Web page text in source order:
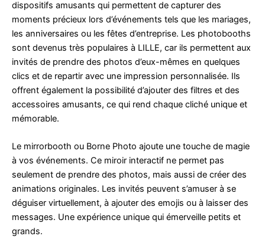
dispositifs amusants qui permettent de capturer des
moments précieux lors d’événements tels que les mariages,
les anniversaires ou les fêtes d’entreprise. Les photobooths
sont devenus très populaires à LILLE, car ils permettent aux
invités de prendre des photos d’eux-mêmes en quelques
clics et de repartir avec une impression personnalisée. Ils
offrent également la possibilité d’ajouter des filtres et des
accessoires amusants, ce qui rend chaque cliché unique et
mémorable.
Le mirrorbooth ou Borne Photo ajoute une touche de magie
à vos événements. Ce miroir interactif ne permet pas
seulement de prendre des photos, mais aussi de créer des
animations originales. Les invités peuvent s’amuser à se
déguiser virtuellement, à ajouter des emojis ou à laisser des
messages. Une expérience unique qui émerveille petits et
grands.